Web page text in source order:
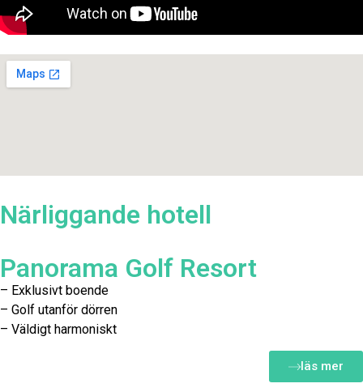
Närliggande hotell
Panorama Golf Resort
– Exklusivt boende
– Golf utanför dörren
– Väldigt harmoniskt
läs mer